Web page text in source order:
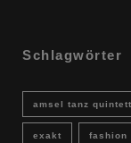
Schlagwörter
amsel tanz quintett
exakt fashion